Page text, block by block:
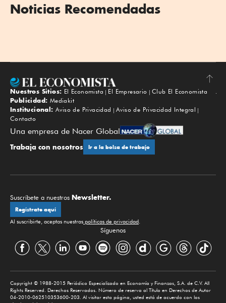
Noticias Recomendadas
Subir
Nuestros Sitios: El Economista El Empresario
Club El Economista
Publicidad: Mediakit
Institucional: Aviso de Privacidad
Aviso de Privacidad Integral
Contacto
Una empresa de Nacer Global
Trabaja con nosotros Ir a la bolsa de trabajo
Suscríbete a nuestros Newsletter.
Regístrate aquí
Al suscribirte, aceptas nuestras políticas de privacidad
Síguenos
Copyright © 1988-2015 Periódico Especializado en Economía y Finanzas, S.A. de C.V. All
Rights Reserved. Derechos Reservados. Número de reserva al Título en Derechos de Autor
04-2010-062510353600-203. Al visitar esta página, usted está de acuerdo con los